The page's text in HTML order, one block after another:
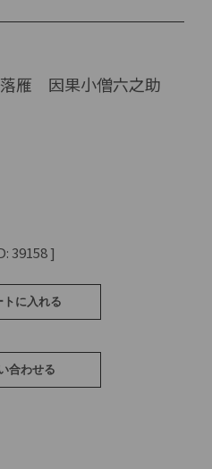
雁 因果小僧六之助
39158 ]